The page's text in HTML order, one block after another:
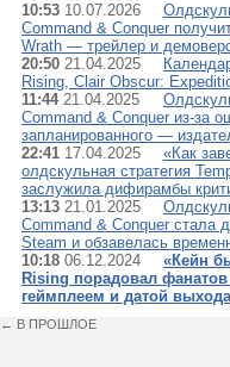
10:53 10.07.2026
Command & Conquer
Wrath — трейлер и
20:50 21.04.2025
Rising, Clair Obscur:
11:4421.04.2025
Command & Conquer из-за
запланированного —
22:41 17.04.2025
«Как
олдскульная стратегия
заслужила дифирамбы
13:13 21.01.2025
Command & Conquer стала
Steam и обзавелась
10:18 06.12.2024
«Кейн
Rising порадовал
геймплеем и датой выхода
← В ПРОШЛОЕ